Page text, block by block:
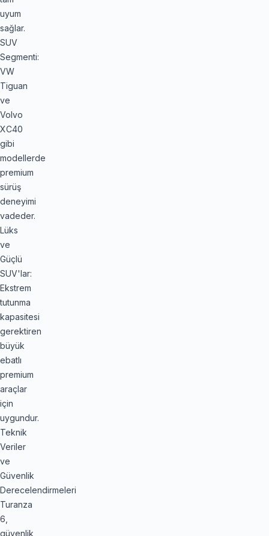
uyum
sağlar.
SUV
Segmenti:
VW
Tiguan
ve
Volvo
XC40
gibi
modellerde
premium
sürüş
deneyimi
vadeder.
Lüks
ve
Güçlü
SUV'lar:
Ekstrem
tutunma
kapasitesi
gerektiren
büyük
ebatlı
premium
araçlar
için
uygundur.
Teknik
Veriler
ve
Güvenlik
Derecelendirmeleri
Turanza
6,
güvenlik